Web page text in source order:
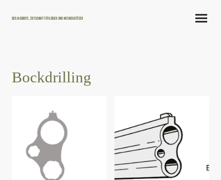
Der Jagdbote, Zeitschrift für Jäger und Naturschützer
Bockdrilling